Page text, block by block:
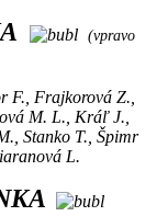
(vpravo
F., Frajkorová Z.,
M. L., Kráľ J.,
Stanko T., Špimr
L.